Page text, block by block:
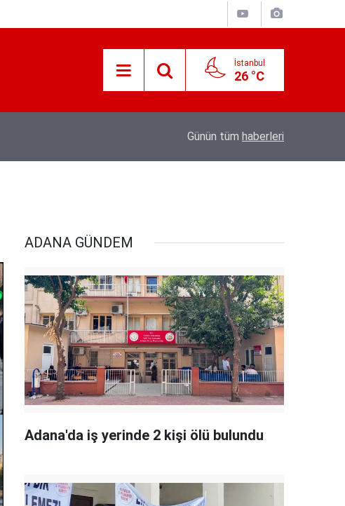
İstanbul
26 °C
Danişma Merkezini Ziyaret Etti
Günün tüm haberleri
ADANA GÜNDEM
Adana'da iş yerinde 2 kişi ölü bulundu